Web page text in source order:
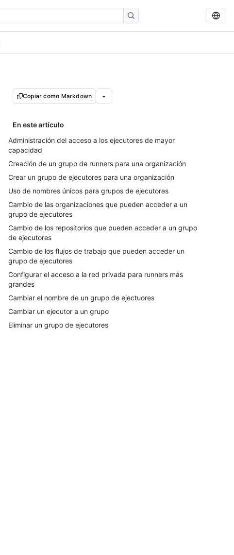
Copiar como Markdown
En este artículo
Administración del acceso a los ejecutores de mayor
capacidad
Creación de un grupo de runners para una organización
Crear un grupo de ejecutores para una organización
Uso de nombres únicos para grupos de ejecutores
Cambio de las organizaciones que pueden acceder a un
grupo de ejecutores
Cambio de los repositorios que pueden acceder a un grupo
de ejecutores
Cambio de los flujos de trabajo que pueden acceder un
grupo de ejecutores
Configurar el acceso a la red privada para runners más
grandes
Cambiar el nombre de un grupo de ejectuores
Cambiar un ejecutor a un grupo
Eliminar un grupo de ejecutores